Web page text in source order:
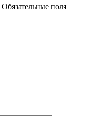
Обязательные поля